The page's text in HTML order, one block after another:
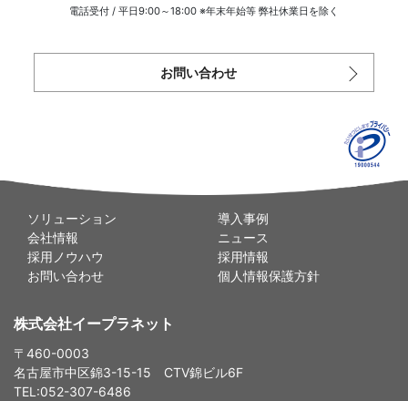
電話受付 / 平日9:00～18:00 ※年末年始等 弊社休業日を除く
お問い合わせ
ソリューション
導入事例
会社情報
ニュース
採用ノウハウ
採用情報
お問い合わせ
個人情報保護方針
株式会社イープラネット
〒460-0003
名古屋市中区錦3-15-15 CTV錦ビル6F
TEL:052-307-6486